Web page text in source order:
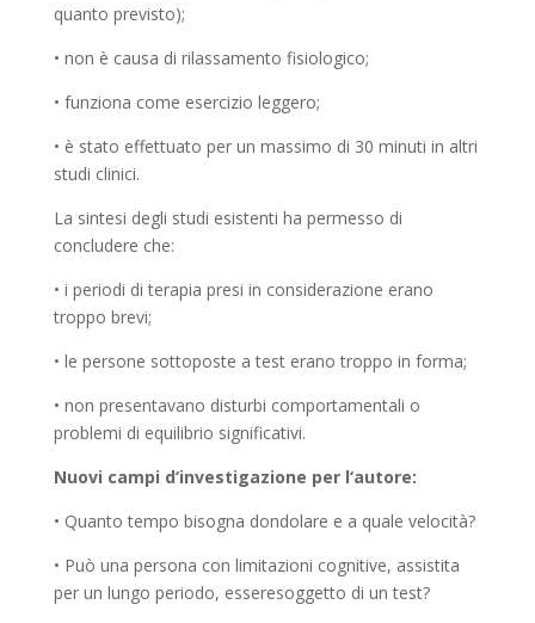
quanto previsto);
• non è causa di rilassamento fisiologico;
• funziona come esercizio leggero;
• è stato effettuato per un massimo di 30 minuti in altri
studi clinici.
La sintesi degli studi esistenti ha permesso di
concludere che:
• i periodi di terapia presi in considerazione erano
troppo brevi;
• le persone sottoposte a test erano troppo in forma;
• non presentavano disturbi comportamentali o
problemi di equilibrio significativi.
Nuovi campi d‘investigazione per l‘autore:
• Quanto tempo bisogna dondolare e a quale velocità?
• Può una persona con limitazioni cognitive, assistita
per un lungo periodo, esseresoggetto di un test?